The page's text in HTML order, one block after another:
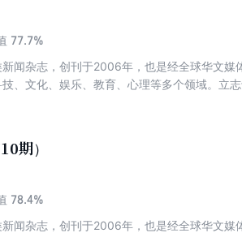
77.7%
新闻杂志，创刊于2006年，也是经全球华文
、文化、娱乐、教育、心理等多个领域。立
期）
78.4%
新闻杂志，创刊于2006年，也是经全球华文